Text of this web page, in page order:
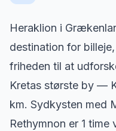
Heraklion i
destination for
friheden til at
Kretas største by —
km. Sydkysten med
Rethymnon er 1 time